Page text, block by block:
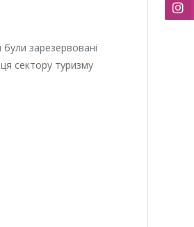
зарезервовані
сектору туризму